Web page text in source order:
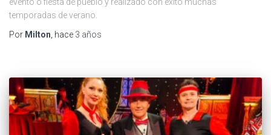
evento o fiesta de pueblo y realizado con éxito muchas
temporadas de verano.
Por Milton, hace 3 años